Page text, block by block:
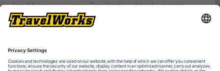
Lass dich gerne von unserem Team beraten, welches das passende
Programm für dich ist, und erhalte Antworten auf all deine offenen
Fragen.